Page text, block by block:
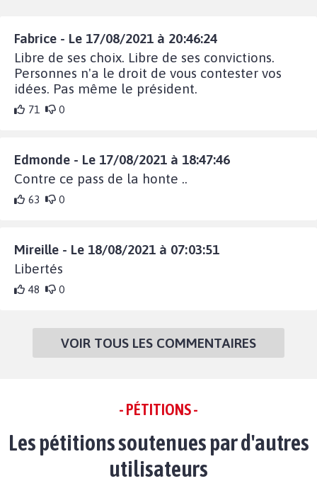
Fabrice - Le 17/08/2021 à 20:46:24
Libre de ses choix. Libre de ses convictions.
Personnes n'a le droit de vous contester vos
idées. Pas même le président.
71 0
Edmonde - Le 17/08/2021 à 18:47:46
Contre ce pass de la honte ..
63 0
Mireille - Le 18/08/2021 à 07:03:51
Libertés
48 0
VOIR TOUS LES COMMENTAIRES
- PÉTITIONS -
Les pétitions soutenues par d'autres
utilisateurs